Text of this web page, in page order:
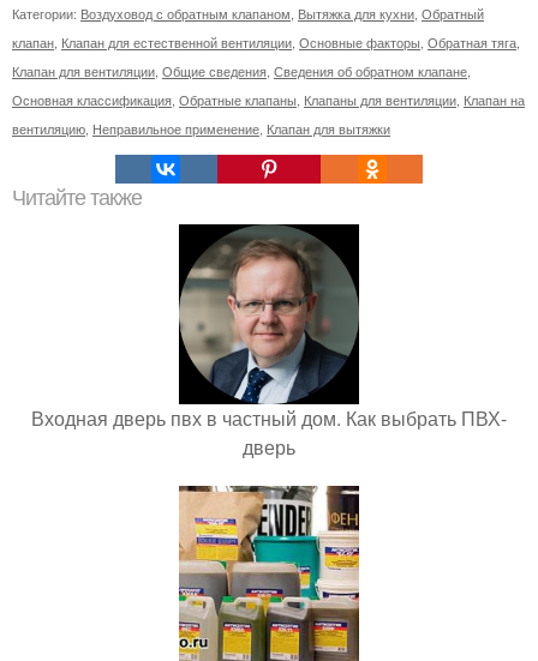
Категории: Воздуховод с обратным клапаном Вытяжка для кухни Обратный
клапан Клапан для естественной вентиляции Основные факторы Обратная тяга
Клапан для вентиляции Общие сведения Сведения об обратном клапане
Основная классификация Обратные клапаны Клапаны для вентиляции Клапан на
вентиляцию Неправильное применение Клапан для вытяжки
Читайте также
Входная дверь пвх в частный дом. Как выбрать ПВХ-
дверь